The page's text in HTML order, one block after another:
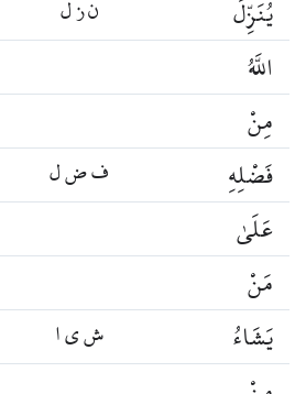
ن ز ل يُنَزِّلَ
اللَّهُ
مِنْ
ف ض ل فَضْلِهِ
عَلَىٰ
مَنْ
ش ي ا يَشَاءُ